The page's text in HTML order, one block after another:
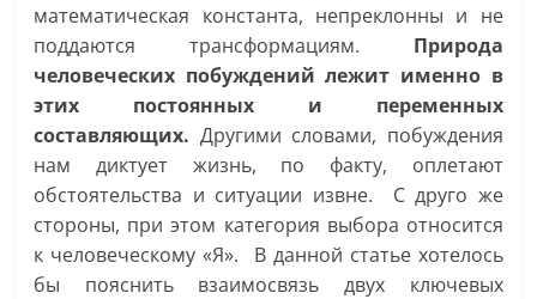
математическая константа, непреклонны и не
поддаются трансформациям. Природа
человеческих побуждений лежит именно в
этих постоянных и переменных
составляющих. Другими словами, побуждения
нам диктует жизнь, по факту, оплетают
обстоятельства и ситуации извне. С друго же
стороны, при этом категория выбора относится
к человеческому «Я». В данной статье хотелось
бы пояснить взаимосвязь двух ключевых